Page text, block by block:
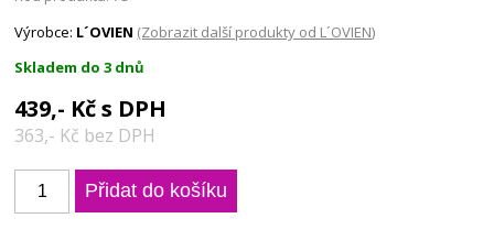
Výrobce: L´OVIEN (Zobrazit další produkty od L´OVIEN)
Skladem do 3 dnů
439,- Kč s DPH
363,- Kč bez DPH